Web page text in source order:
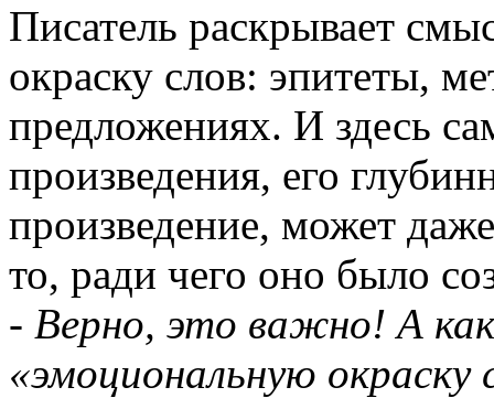
Писатель раскрывает
окраску слов: эпитеты,
предложениях. И здесь
произведения, его
произведение, может
то, ради чего оно было
- Верно, это важно! А
«эмоциональную окраску